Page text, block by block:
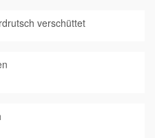
verschüttet